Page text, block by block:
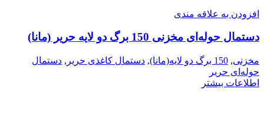
افزودن به علاقه مندی
دستمال حوله‌ای مخزنی 150 برگ دو لایه حریر (مانا)
مخزنی, 150 برگ دو لایه(مانا) , دستمال کاغذی حریر , دستمال
حوله‌ای حریر
اطلاعات بیشتر